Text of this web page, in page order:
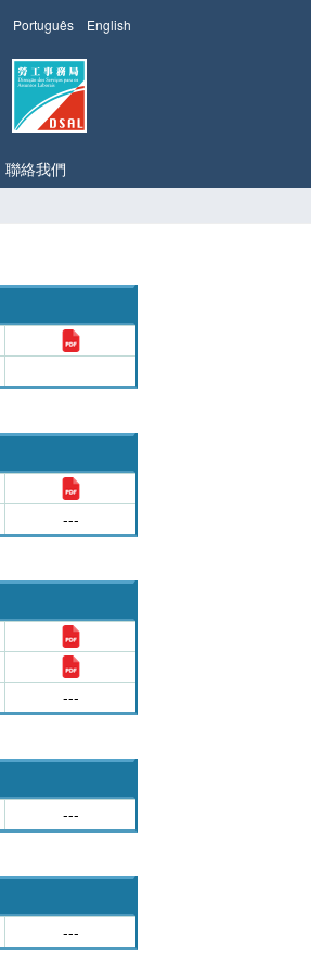
English
Português
聯絡我們
---
---
---
---